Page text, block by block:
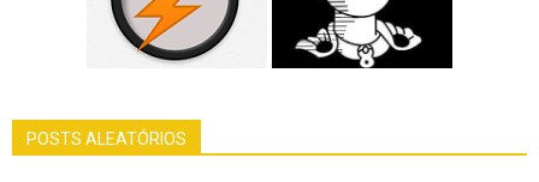
POSTS ALEATÓRIOS